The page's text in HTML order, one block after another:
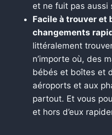
et ne fuit pas aussi
Facile à trouver et
changements
littéralement
n’importe où, des
bébés et boîtes et
aéroports et aux
partout. Et vous
et hors d’eux